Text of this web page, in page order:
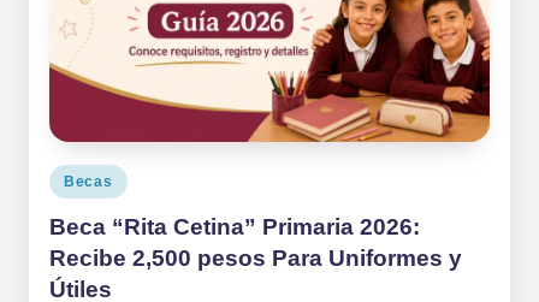
Publicado
en
Becas
Beca “Rita Cetina” Primaria 2026:
Recibe 2,500 pesos Para Uniformes y
Útiles